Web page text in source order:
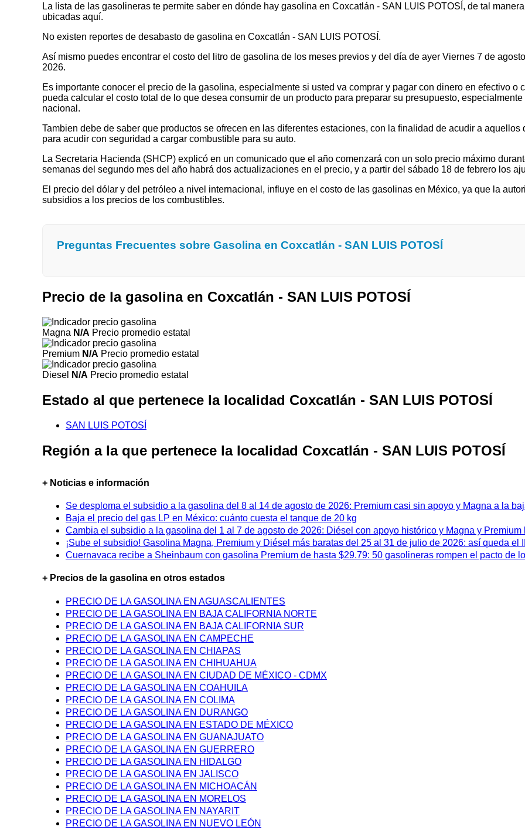
La lista de las gasolineras te permite saber en dónde hay gasolina en Coxcatlán - SAN LUIS POTOSÍ, de tal
ubicadas aquí.
No existen reportes de desabasto de gasolina en Coxcatlán - SAN LUIS POTOSÍ.
Así mismo puedes encontrar el costo del litro de gasolina de los meses previos y del día de ayer Viernes 7 de
2026.
Es importante conocer el precio de la gasolina, especialmente si usted va comprar y pagar con dinero en efectivo o
pueda calcular el costo total de lo que desea consumir de un producto para preparar su presupuesto,
nacional.
Tambien debe de saber que productos se ofrecen en las diferentes estaciones, con la finalidad de acudir a
para acudir con seguridad a cargar combustible para su auto.
La Secretaria Hacienda (SHCP) explicó en un comunicado que el año comenzará con un solo precio máximo
semanas del segundo mes del año habrá dos actualizaciones en el precio, y a partir del sábado 18 de febrero los
El precio del dólar y del petróleo a nivel internacional, influye en el costo de las gasolinas en México, ya que la
subsidios a los precios de los combustibles.
Preguntas Frecuentes sobre Gasolina en Coxcatlán - SAN LUIS POTOSÍ
Precio de la gasolina en Coxcatlán - SAN LUIS POTOSÍ
Magna N/A Precio promedio estatal
Premium N/A Precio promedio estatal
Diesel N/A Precio promedio estatal
Estado al que pertenece la localidad Coxcatlán - SAN LUIS POTOSÍ
SAN LUIS POTOSÍ
Región a la que pertenece la localidad Coxcatlán - SAN LUIS POTOSÍ
+ Noticias e información
Se desploma el subsidio a la gasolina del 8 al 14 de agosto de 2026: Premium casi sin apoyo y Magna a la
Baja el precio del gas LP en México: cuánto cuesta el tanque de 20 kg
Cambia el subsidio a la gasolina del 1 al 7 de agosto de 2026: Diésel con apoyo histórico y Magna y Premium
¡Sube el subsidio! Gasolina Magna, Premium y Diésel más baratas del 25 al 31 de julio de 2026: así queda el
Cuernavaca recibe a Sheinbaum con gasolina Premium de hasta $29.79: 50 gasolineras rompen el pacto de
+ Precios de la gasolina en otros estados
PRECIO DE LA GASOLINA EN AGUASCALIENTES
PRECIO DE LA GASOLINA EN BAJA CALIFORNIA NORTE
PRECIO DE LA GASOLINA EN BAJA CALIFORNIA SUR
PRECIO DE LA GASOLINA EN CAMPECHE
PRECIO DE LA GASOLINA EN CHIAPAS
PRECIO DE LA GASOLINA EN CHIHUAHUA
PRECIO DE LA GASOLINA EN CIUDAD DE MÉXICO - CDMX
PRECIO DE LA GASOLINA EN COAHUILA
PRECIO DE LA GASOLINA EN COLIMA
PRECIO DE LA GASOLINA EN DURANGO
PRECIO DE LA GASOLINA EN ESTADO DE MÉXICO
PRECIO DE LA GASOLINA EN GUANAJUATO
PRECIO DE LA GASOLINA EN GUERRERO
PRECIO DE LA GASOLINA EN HIDALGO
PRECIO DE LA GASOLINA EN JALISCO
PRECIO DE LA GASOLINA EN MICHOACÁN
PRECIO DE LA GASOLINA EN MORELOS
PRECIO DE LA GASOLINA EN NAYARIT
PRECIO DE LA GASOLINA EN NUEVO LEÓN